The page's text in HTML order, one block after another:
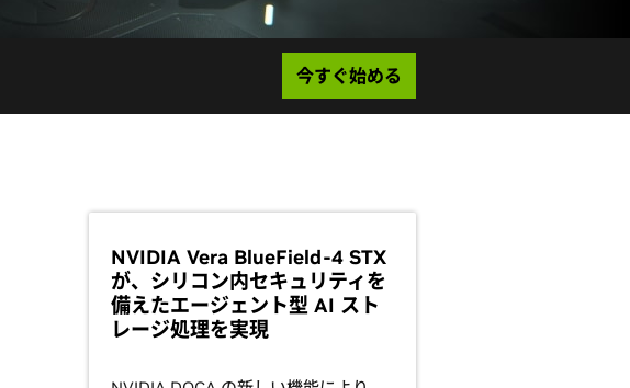
今すぐ始める
NVIDIA Vera BlueField-4 STX
が、シリコン内セキュリティを
備えたエージェント型 AI スト
レージ処理を実現